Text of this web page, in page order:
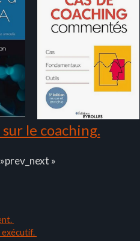
le coaching.
»
exécutif.